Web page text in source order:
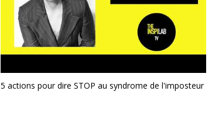
5 actions pour dire STOP au syndrome de l'imposteur